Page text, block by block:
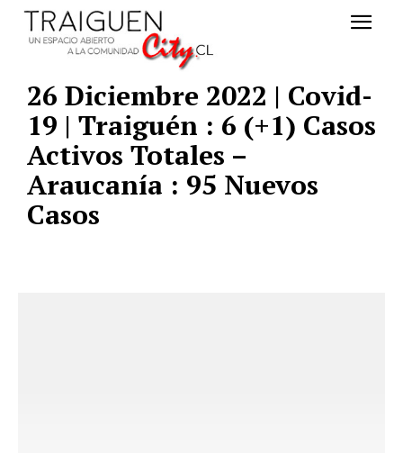
26 Diciembre 2022 | Covid-
19 | Traiguén : 6 (+1) Casos
Activos Totales –
Araucanía : 95 Nuevos
Casos